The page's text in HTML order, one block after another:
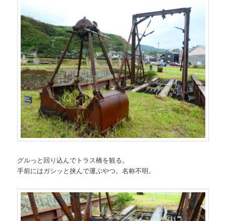
グルっと回り込んでトラス橋を観る。
手前にはガシッと挟んで運ぶやつ。名称不明。